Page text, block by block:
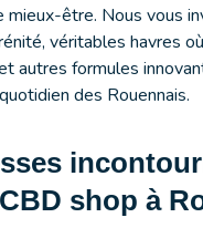
mieux-être. Nous vous
véritables havres
autres formules
des Rouennais.
shop à